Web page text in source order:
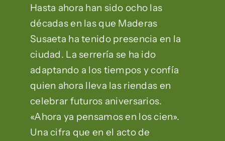
Hasta ahora han sido ocho las
décadas en las que Maderas
Susaeta ha tenido presencia en la
ciudad. La serrería se ha ido
adaptando a los tiempos y confía
quien ahora lleva las riendas en
celebrar futuros aniversarios.
«Ahora ya pensamos en los cien».
Una cifra que en el acto de